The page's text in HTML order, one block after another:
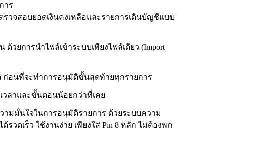
าร
วจสอบยอดเงินคงเหลือและรายการเดินบัญชีแบบ
ด้วยการนำไฟล์เข้าระบบเพียงไฟล์เดียว (Import
ก่อนที่จะทำการอนุมัติขั้นสุดท้ายทุกรายการ
วลาและขั้นตอนน้อยกว่าที่เคย
ามมั่นใจในการอนุมัติรายการ ด้วยระบบความ
วดเร็ว ใช้งานง่าย เพียงใส่ Pin 8 หลัก ไม่ต้องพก